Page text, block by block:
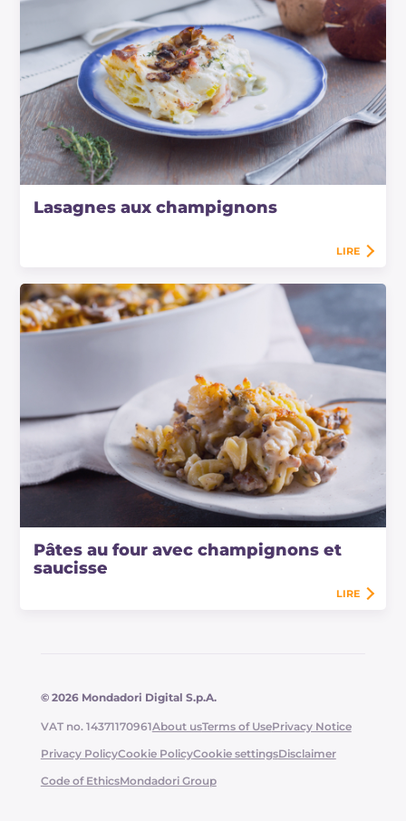
Lasagnes aux champignons
LIRE
Pâtes au four avec champignons et
saucisse
LIRE
© 2026 Mondadori Digital S.p.A.
VAT no. 14371170961About usTerms of UsePrivacy Notice
Privacy PolicyCookie PolicyCookie settingsDisclaimer
Code of EthicsMondadori Group